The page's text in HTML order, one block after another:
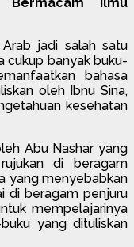
jadi salah satu
cukup banyak buku-
bahasa
oleh Ibnu Sina,
kesehatan
Abu Nashar yang
di beragam
yang menyebabkan
di beragam penjuru
mempelajarinya
yang dituliskan